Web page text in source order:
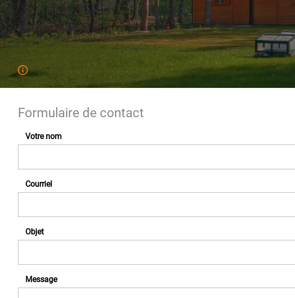
Formulaire de contact
Votre nom
Courriel
Objet
Message